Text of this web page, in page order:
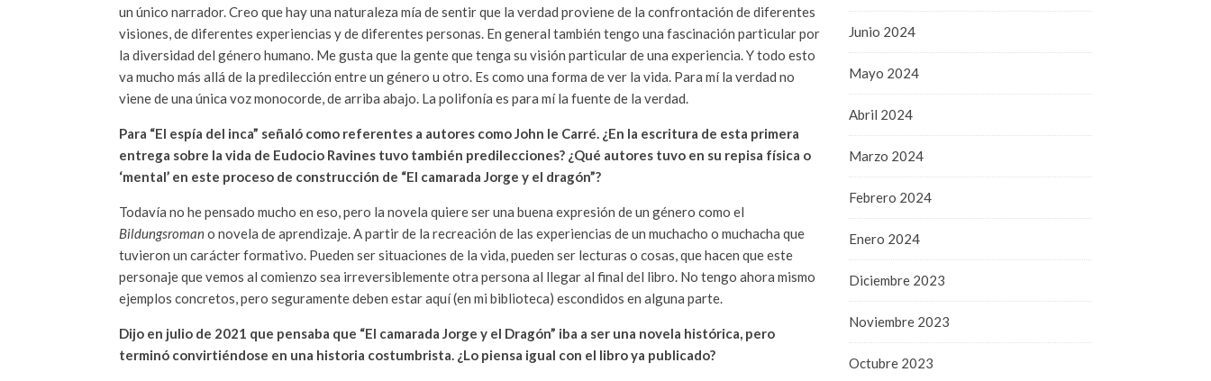
un único narrador. Creo que hay una naturaleza mía de sentir que la verdad proviene de la confrontación de diferentes
visiones, de diferentes experiencias y de diferentes personas. En general también tengo una fascinación particular por
la diversidad del género humano. Me gusta que la gente que tenga su visión particular de una experiencia. Y todo esto
va mucho más allá de la predilección entre un género u otro. Es como una forma de ver la vida. Para mí la verdad no
viene de una única voz monocorde, de arriba abajo. La polifonía es para mí la fuente de la verdad.
Para “El espía del inca” señaló como referentes a autores como John le Carré. ¿En la escritura de esta primera
entrega sobre la vida de Eudocio Ravines tuvo también predilecciones? ¿Qué autores tuvo en su repisa física o
‘mental’ en este proceso de construcción de “El camarada Jorge y el dragón”?
Todavía no he pensado mucho en eso, pero la novela quiere ser una buena expresión de un género como el
Bildungsromano novela de aprendizaje. A partir de la recreación de las experiencias de un muchacho o muchacha que
tuvieron un carácter formativo. Pueden ser situaciones de la vida, pueden ser lecturas o cosas, que hacen que este
personaje que vemos al comienzo sea irreversiblemente otra persona al llegar al final del libro. No tengo ahora mismo
ejemplos concretos, pero seguramente deben estar aquí (en mi biblioteca) escondidos en alguna parte.
Dijo en julio de 2021 que pensaba que “El camarada Jorge y el Dragón” iba a ser una novela histórica, pero
terminó convirtiéndose en una historia costumbrista. ¿Lo piensa igual con el libro ya publicado?
Junio 2024
Mayo 2024
Abril 2024
Marzo 2024
Febrero 2024
Enero 2024
Diciembre 2023
Noviembre 2023
Octubre 2023